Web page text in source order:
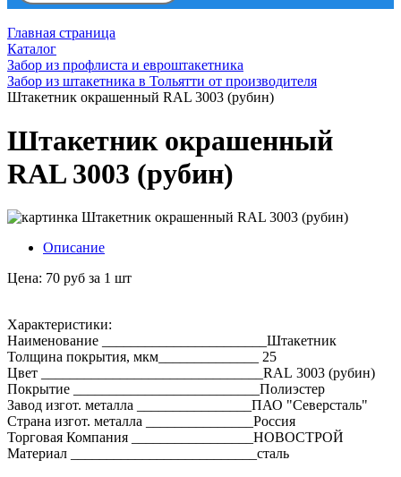
Главная страница
Каталог
Забор из профлиста и евроштакетника
Забор из штакетника в Тольятти от производителя
Штакетник окрашенный RAL 3003 (рубин)
Штакетник окрашенный
RAL 3003 (рубин)
Описание
Цена: 70 руб за 1 шт
Характеристики:
Наименование _______________________Штакетник
Толщина покрытия, мкм______________ 25
Цвет _______________________________RAL 3003 (рубин)
Покрытие __________________________Полиэстер
Завод изгот. металла ________________ПАО "Северсталь"
Страна изгот. металла _______________Россия
Торговая Компания _________________НОВОСТРОЙ
Материал __________________________сталь